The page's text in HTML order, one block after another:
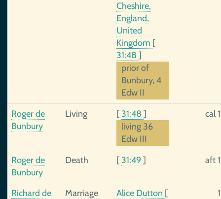
Cheshire,
England,
United
Kingdom [
31:48 ]
prior of
Bunbury, 4
Edw II
Roger de
Bunbury
Living [ 31:48 ]
living 36
Edw III
cal
Roger de
Bunbury
Death [ 31:49 ] aft
Richard de
Marriage Alice Dutton [